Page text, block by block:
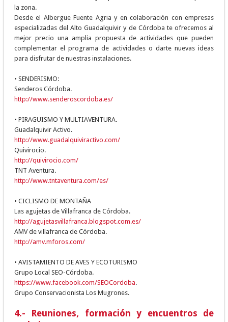
la zona.
Desde el Albergue Fuente Agria y en colaboración con empresas
especializadas del Alto Guadalquivir y de Córdoba te ofrecemos al
mejor precio una amplia propuesta de actividades que pueden
complementar el programa de actividades o darte nuevas ideas
para disfrutar de nuestras instalaciones.
• SENDERISMO:
Senderos Córdoba.
http://www.senderoscordoba.es/
• PIRAGUISMO Y MULTIAVENTURA.
Guadalquivir Activo.
http://www.guadalquiviractivo.com/
Quivirocio.
http://quivirocio.com/
TNT Aventura.
http://www.tntaventura.com/es/
• CICLISMO DE MONTAÑA
Las agujetas de Villafranca de Córdoba.
http://agujetasvillafranca.blogspot.com.es/
AMV de villafranca de Córdoba.
http://amv.mforos.com/
• AVISTAMIENTO DE AVES Y ECOTURISMO
Grupo Local SEO-Córdoba.
https://www.facebook.com/SEOCordoba.
Grupo Conservacionista Los Mugrones.
4.- Reuniones, formación y encuentros de